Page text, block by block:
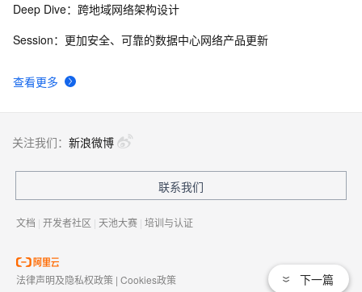
查看更多
Deep Dive：跨地域网络架构设计
Session：更加安全、可靠的数据中心网络产品更新
下一篇
关注我们： 新浪微博
联系我们
文档 | 开发者社区 | 天池大赛 | 培训与认证
法律声明及隐私权政策 | Cookies政策